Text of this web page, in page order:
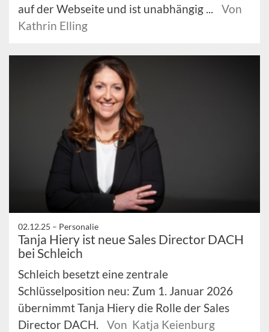
auf der Webseite und ist unabhängig ...
Von
Kathrin Elling
02.12.25 – Personalie
Tanja Hiery ist neue Sales Director DACH
bei Schleich
Schleich besetzt eine zentrale
Schlüsselposition neu: Zum 1. Januar 2026
übernimmt Tanja Hiery die Rolle der Sales
Director DACH.
Von Katja Keienburg